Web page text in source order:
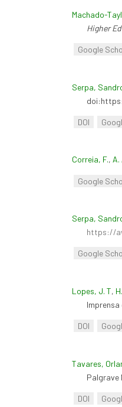
Machado-
Higher
Google
Serpa,
DOI
Correia, F., A.
Google
Serpa,
https://
Google
Lopes, J. T,
DOI
Tavares,
Palgrave
DOI